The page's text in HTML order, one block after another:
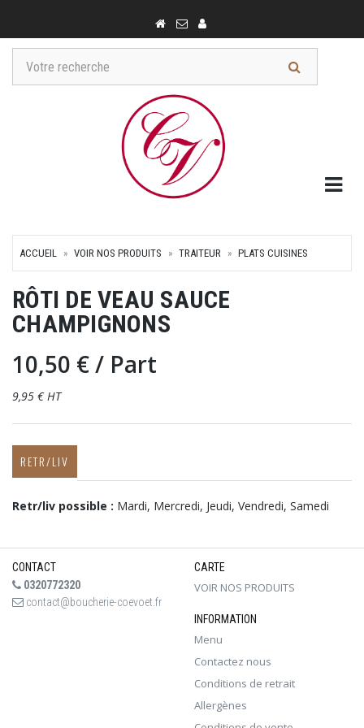
ACCUEIL VOIR NOS PRODUITS TRAITEUR PLATS CUISINES
RÔTI DE VEAU SAUCE
CHAMPIGNONS
10,50 €/ Part
9,95 € HT
RETR/LIV
Retr/liv possible : Mardi, Mercredi, Jeudi, Vendredi, Samedi
CONTACT
0320772320
contact@boucherie-coevoet.fr
CARTE
VOIR NOS PRODUITS
INFORMATION
Menu
Contactez nous
Conditions de retrait
Allergènes